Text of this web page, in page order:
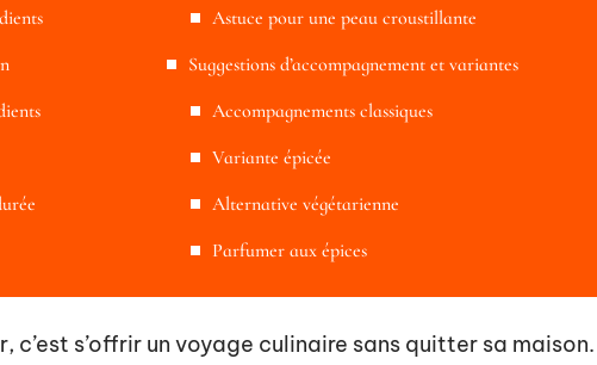
Astuce pour une peau croustillante
Suggestions d’accompagnement et variantes
Accompagnements classiques
Variante épicée
Alternative végétarienne
Parfumer aux épices
c’est s’offrir un voyage culinaire sans quitter sa maison.